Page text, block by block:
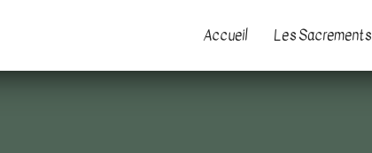
Accueil Les Sacrements